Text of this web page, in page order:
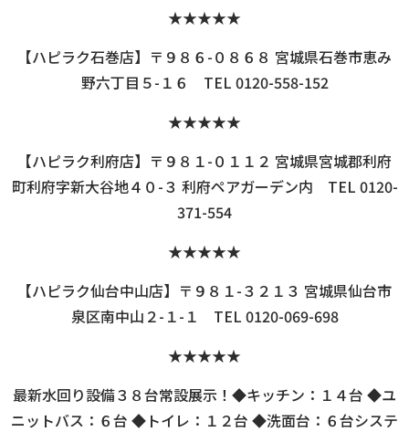
★★★★★
【ハピラク石巻店】〒９８６-０８６８ 宮城県石巻市恵み
野六丁目５-１６ TEL 0120-558-152
★★★★★
【ハピラク利府店】〒９８１-０１１２ 宮城県宮城郡利府
町利府字新大谷地４０-３ 利府ペアガーデン内 TEL 0120-
371-554
★★★★★
【ハピラク仙台中山店】〒９８１-３２１３ 宮城県仙台市
泉区南中山２-１-１ TEL 0120-069-698
★★★★★
最新水回り設備３８台常設展示！◆キッチン：１４台 ◆ユ
ニットバス：６台 ◆トイレ：１２台 ◆洗面台：６台システ